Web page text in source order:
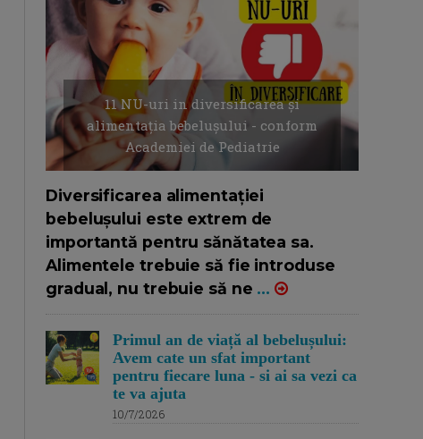
11 NU-uri in diversificarea și
alimentația bebelușului - conform
Academiei de Pediatrie
Diversificarea alimentației
bebelușului este extrem de
importantă pentru sănătatea sa.
Alimentele trebuie să fie introduse
gradual, nu trebuie să ne ...
Primul an de viață al bebelușului:
Avem cate un sfat important
pentru fiecare luna - si ai sa vezi ca
te va ajuta
10/7/2026